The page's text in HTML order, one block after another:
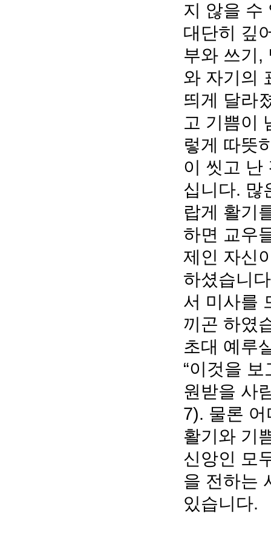
지 않을 수
대단히 깊
부와 쓰기,
와 자기의
띄게 달라
고 기쁨이
렇게 따뜻
이 씻고 난
십니다. 많
랍게 활기
하면 교우
제인 자신
하셨습니
서 미사를
끼곤 하였
초대 예루
“이것을
원받을 사
7). 물론
활기와 기
신앙인 모
을 전하는
있습니다.